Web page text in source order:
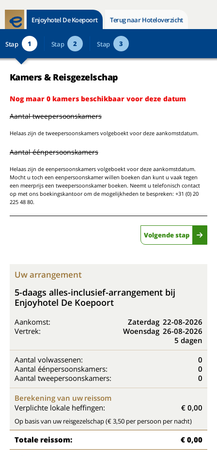
Enjoyhotel De Koepoort Terug naar Hoteloverzicht
Stap 1 Stap 2 Stap 3
Kamers & Reisgezelschap
Nog maar 0 kamers beschikbaar voor deze datum
Aantal tweepersoonskamers
Helaas zijn de tweepersoonskamers volgeboekt voor deze aankomstdatum.
Aantal éénpersoonskamers
Helaas zijn de eenpersoonskamers volgeboekt voor deze aankomstdatum.
Mocht u toch een eenpersoonskamer willen boeken dan kunt u vaak tegen
een meerprijs een tweepersoonskamer boeken. Neemt u telefonisch contact
op met ons boekingskantoor om de mogelijkheden te bespreken: +31 (0) 20
225 48 80.
Volgende stap
Uw arrangement
5-daags alles-inclusief-arrangement bij
Enjoyhotel De Koepoort
Aankomst: Zaterdag 22-08-2026
Vertrek:
Woensdag 26-08-2026
5 dagen
Aantal volwassenen:
0
Aantal éénpersoonskamers:
0
Aantal tweepersoonskamers:
0
Berekening van uw reissom
Verplichte lokale heffingen:
€ 0,00
Op basis van uw reisgezelschap (€ 3,50 per persoon per nacht)
Totale reissom: € 0,00